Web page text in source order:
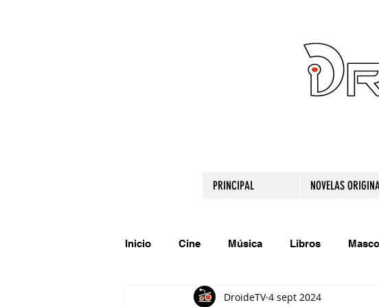
PRINCIPAL NOVELAS
Inicio Cine Música Libros
Comparte tu talento Relatos originales
DroideTV 4 sept 2024